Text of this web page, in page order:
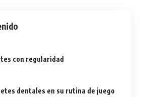
con regularidad
dentales en su rutina de juego